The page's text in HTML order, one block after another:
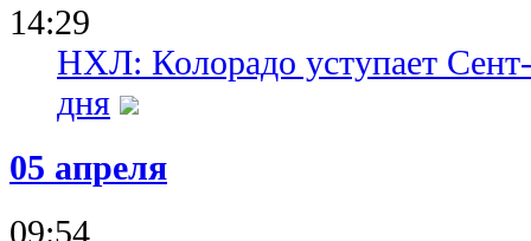
14:29
НХЛ: Колорадо уступает
дня
05 апреля
09:54